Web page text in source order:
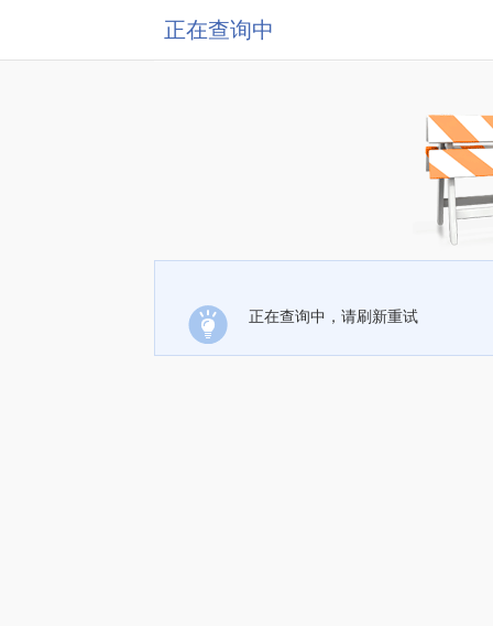
正在查询中
正在查询中，请刷新重试